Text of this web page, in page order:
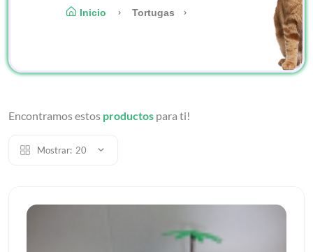
Inicio Tortugas
Encontramos estos productos para ti!
Mostrar: 20